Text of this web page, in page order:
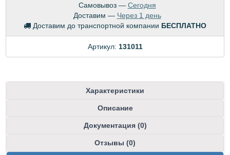
Самовывоз — Сегодня
Доставим — Через 1 день
Доставим до транспортной компании БЕСПЛАТНО
Артикул: 131011
Характеристики
Описание
Документация (0)
Отзывы (0)